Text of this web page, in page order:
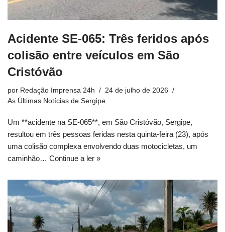
Acidente SE-065: Três feridos após
colisão entre veículos em São
Cristóvão
por Redação Imprensa 24h
24 de julho de 2026
As Últimas Notícias de Sergipe
Um **acidente na SE-065**, em São Cristóvão, Sergipe,
resultou em três pessoas feridas nesta quinta-feira (23), após
uma colisão complexa envolvendo duas motocicletas, um
caminhão… Continue a ler »